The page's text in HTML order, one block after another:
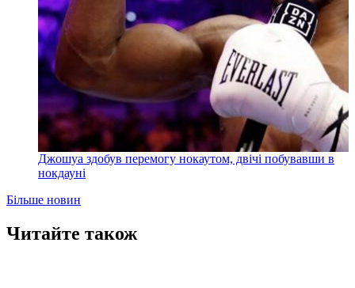
Джошуа здобув перемогу нокаутом, двічі побувавши в
нокдауні
Більше новин
Читайте також